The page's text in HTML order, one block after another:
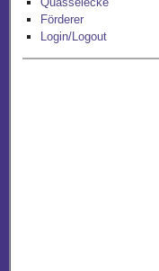
Förderer
Login/Logout